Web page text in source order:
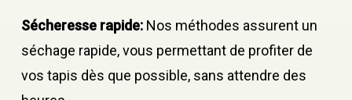
Sécheresse rapide:Nos méthodes assurent un
séchage rapide, vous permettant de profiter de
vos tapis dès que possible, sans attendre des